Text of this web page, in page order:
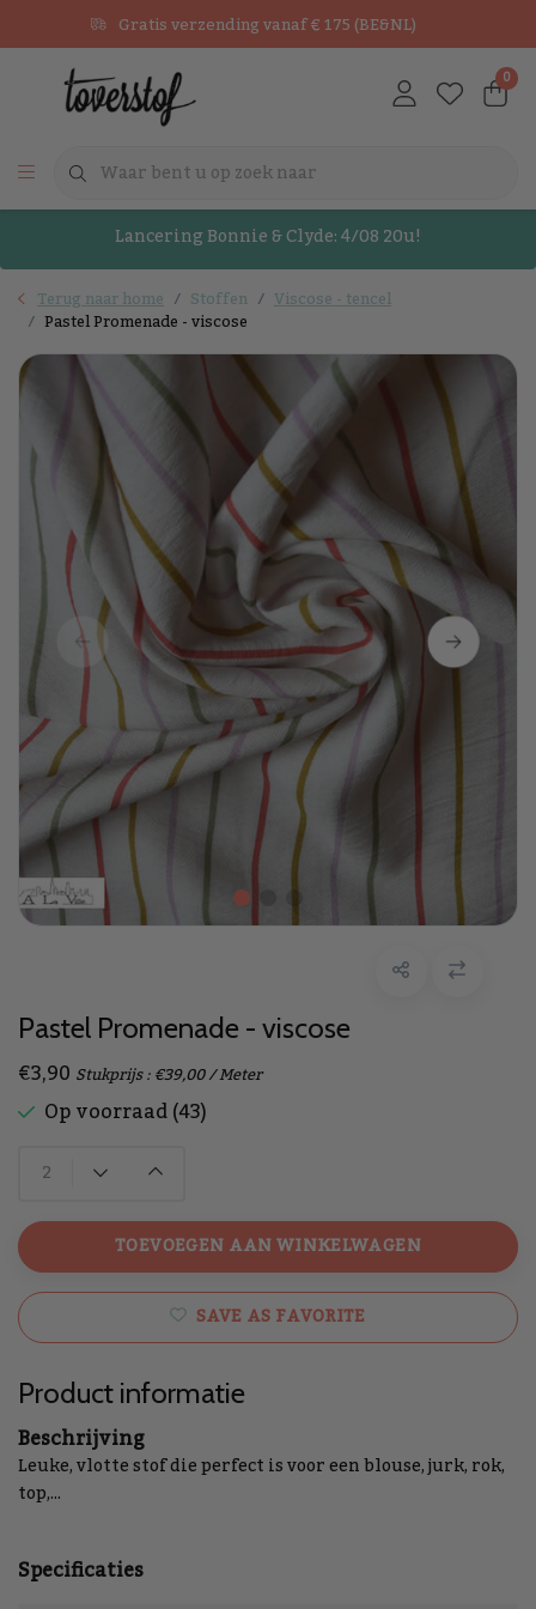
Gratis verzending vanaf € 175 (BE&NL)
0
Lancering Bonnie & Clyde: 4/08 20u!
Terug naar home Stoffen Viscose - tencel
Pastel Promenade - viscose
Pastel Promenade - viscose
€3,90 Stukprijs : €39,00 / Meter
Op voorraad (43)
TOEVOEGEN AAN WINKELWAGEN
SAVE AS FAVORITE
Product informatie
Beschrijving
Leuke, vlotte stof die perfect is voor een blouse, jurk, rok,
top,...
Specificaties